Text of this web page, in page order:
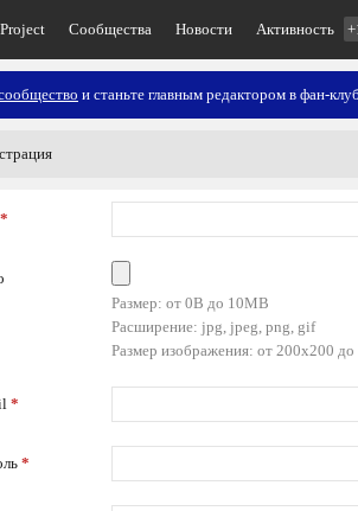
Сообщества Новости Активность
и станьте главным редактором в фан-
*
Размер: от 0B до 10MB
Расширение: jpg, jpeg, png, gif
Размер изображения: от 200x200
*
*